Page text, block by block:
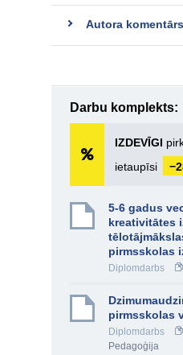
Autora komentārs
Darbu komplekts:
IZDEVĪGI
ietaupīsi
5-6 gadus
kreativitātes
pirmsskolas
Diplomdarbs
pirmsskolas
Diplomdarbs
Pedagoģija